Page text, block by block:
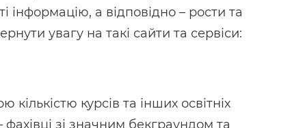
інформацію, а відповідно – рости та
увагу на такі сайти та сервіси:
кількістю курсів та інших освітніх
фахівці зі значним бекграундом та